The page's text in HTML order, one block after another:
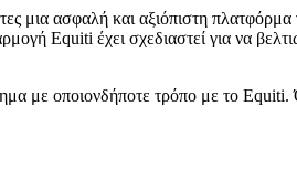
μια ασφαλή και αξιόπιστη πλατφόρμα
Equiti έχει σχεδιαστεί για να
με οποιονδήποτε τρόπο με το